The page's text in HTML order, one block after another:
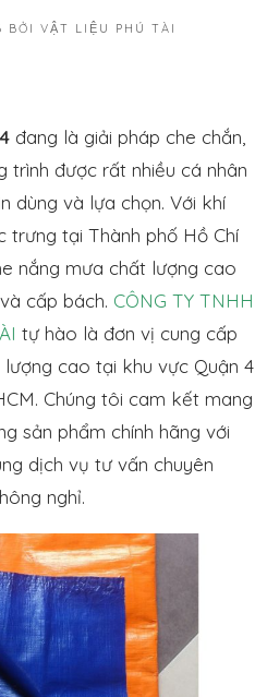
BỞI VẬT LIỆU PHÚ TÀI
đang là giải pháp che chắn,
trình được rất nhiều cá nhân
dùng và lựa chọn. Với khí
trưng tại Thành phố Hồ Chí
nắng mưa chất lượng cao
cấp bách. CÔNG TY TNHH
tự hào là đơn vị cung cấp
cao tại khu vực Quận 4
Chúng tôi cam kết mang
sản phẩm chính hãng với
dịch vụ tư vấn chuyên
nghỉ.